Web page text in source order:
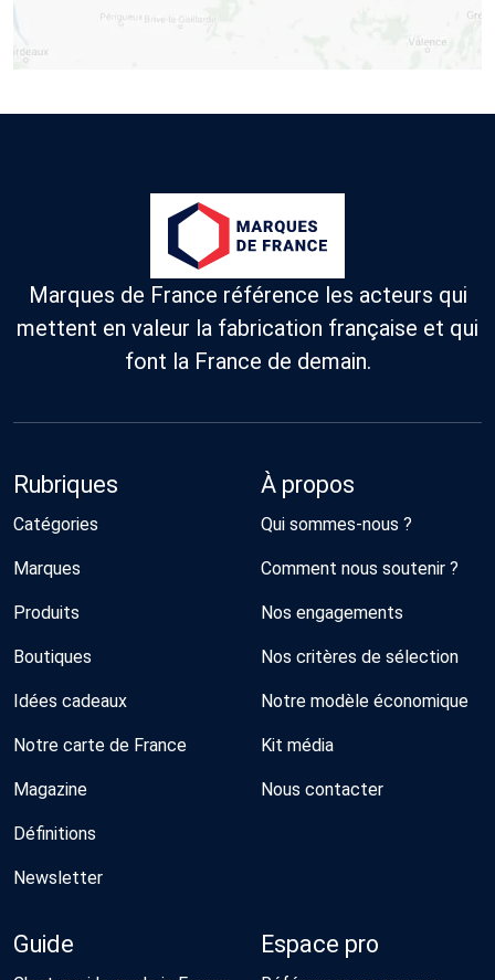
Marques de France référence les acteurs qui
mettent en valeur la fabrication française et qui
font la France de demain.
Rubriques
Catégories
Marques
Produits
Boutiques
Idées cadeaux
Notre carte de France
Magazine
Définitions
Newsletter
À propos
Qui sommes-nous ?
Comment nous soutenir ?
Nos engagements
Nos critères de sélection
Notre modèle économique
Kit média
Nous contacter
Guide Espace pro